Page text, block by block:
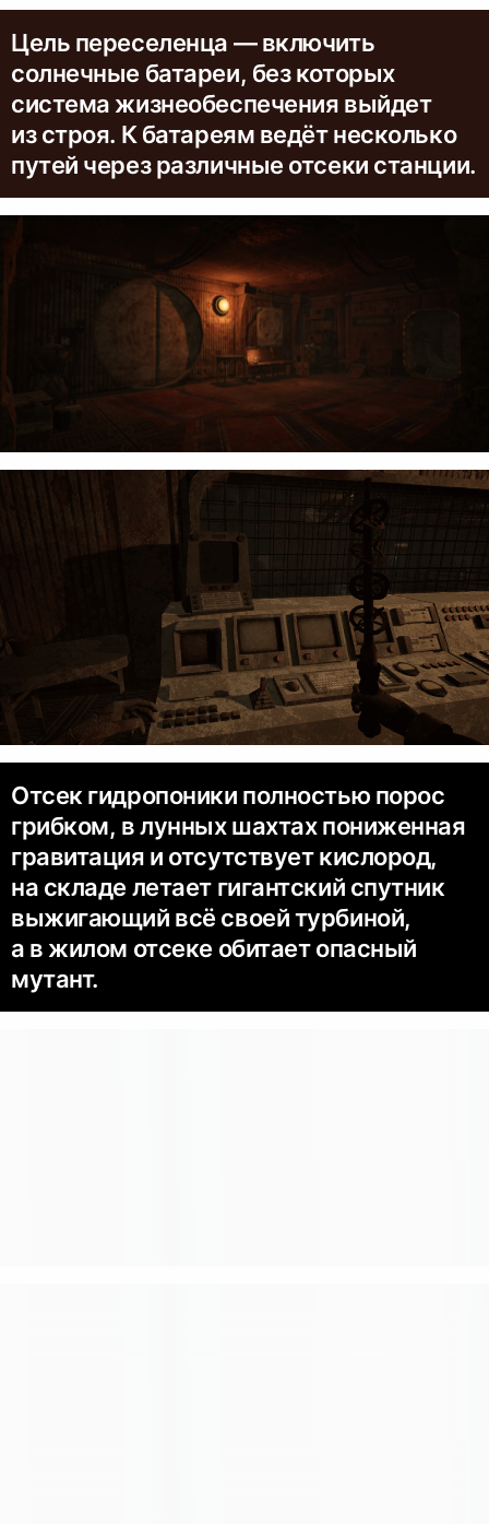
Цель переселенца — включить
солнечные батареи, без которых
система жизнеобеспечения выйдет
из строя. К батареям ведёт несколько
путей через различные отсеки станции.
Отсек гидропоники полностью порос
грибком, в лунных шахтах пониженная
гравитация и отсутствует кислород,
на складе летает гигантский спутник
выжигающий всё своей турбиной,
а в жилом отсеке обитает опасный
мутант.